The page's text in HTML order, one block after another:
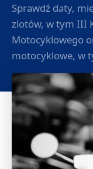
Sprawdź daty,
zlotów, w tym III
Motocyklowego
motocyklowe, w